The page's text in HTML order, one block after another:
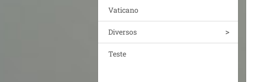
Vaticano
Diversos
Teste